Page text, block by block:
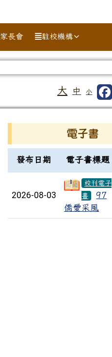
家長會 駐校機構
大 中 小
右邊區域內容
電子書
電子書列表
發布日期 電子書標題
2026-08-03
校刊電子
書
97
僑愛采風